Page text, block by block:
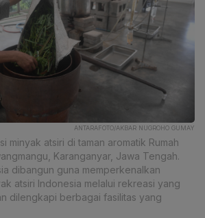
ANTARAFOTO/AKBAR NUGROHO GUMAY
minyak atsiri di taman aromatik Rumah
Karanganyar, Jawa Tengah.
dibangun guna memperkenalkan
atsiri Indonesia melalui rekreasi yang
dilengkapi berbagai fasilitas yang